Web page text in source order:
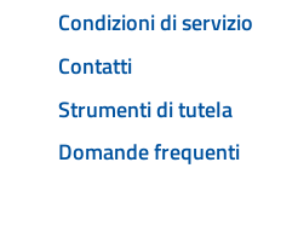
Condizioni di servizio
Contatti
Strumenti di tutela
Domande frequenti